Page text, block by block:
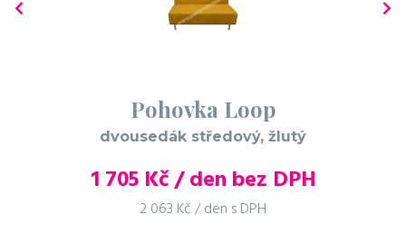
Pohovka Loop
dvousedák středový, žlutý
1 705Kč / den bez DPH
2 063 Kč / den s DPH